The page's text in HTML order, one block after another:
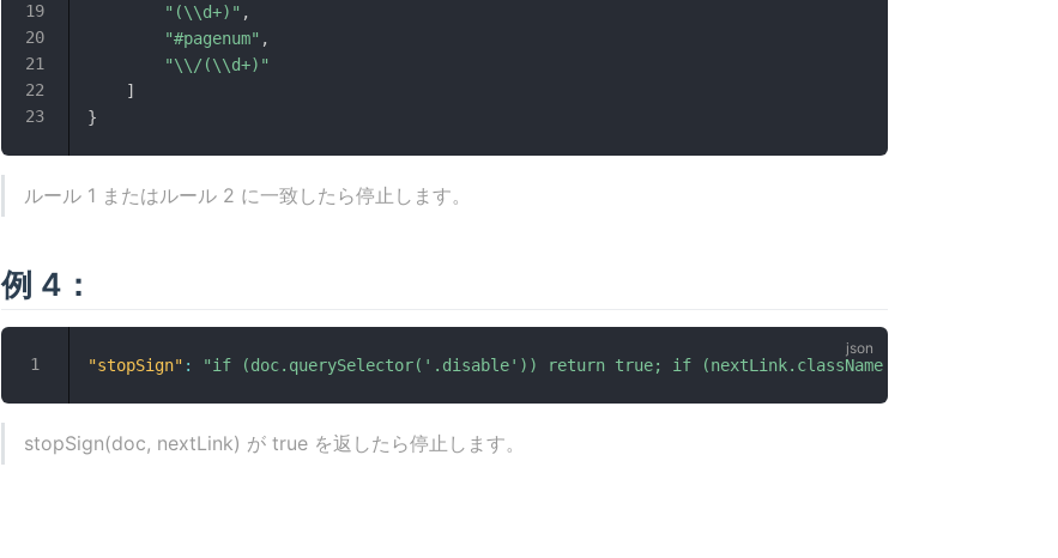
"(\\d+)" ,
"#pagenum" ,
"\\/(\\d+)"
]
}
ルール 1 またはルール 2 に一致したら停止します。
例 4：
"stopSign" : "if (doc.querySelector('.disable')) return true; if (nextLink.className === 'disable')
stopSign(doc, nextLink) が true を返したら停止します。